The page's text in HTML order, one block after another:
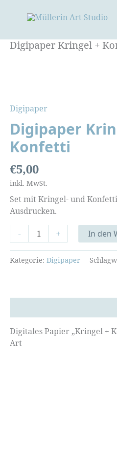
Digipaper Kringel +
Digipaper
Digipaper
Konfetti
€5,00
inkl. MwSt.
Set mit Kringel- und
Ausdrucken.
-
Digipaper
Kringel
+
Konfetti
+ In den
Kategorie: Digipaper
Digitales Papier „Kringel +
Art